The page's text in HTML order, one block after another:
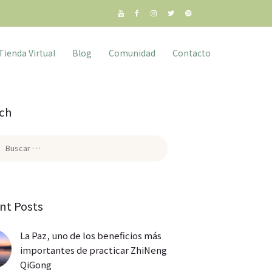
Virtual Blog Comunidad Contacto
Posts
La Paz, uno de los beneficios más
importantes de practicar ZhiNeng
QiGong